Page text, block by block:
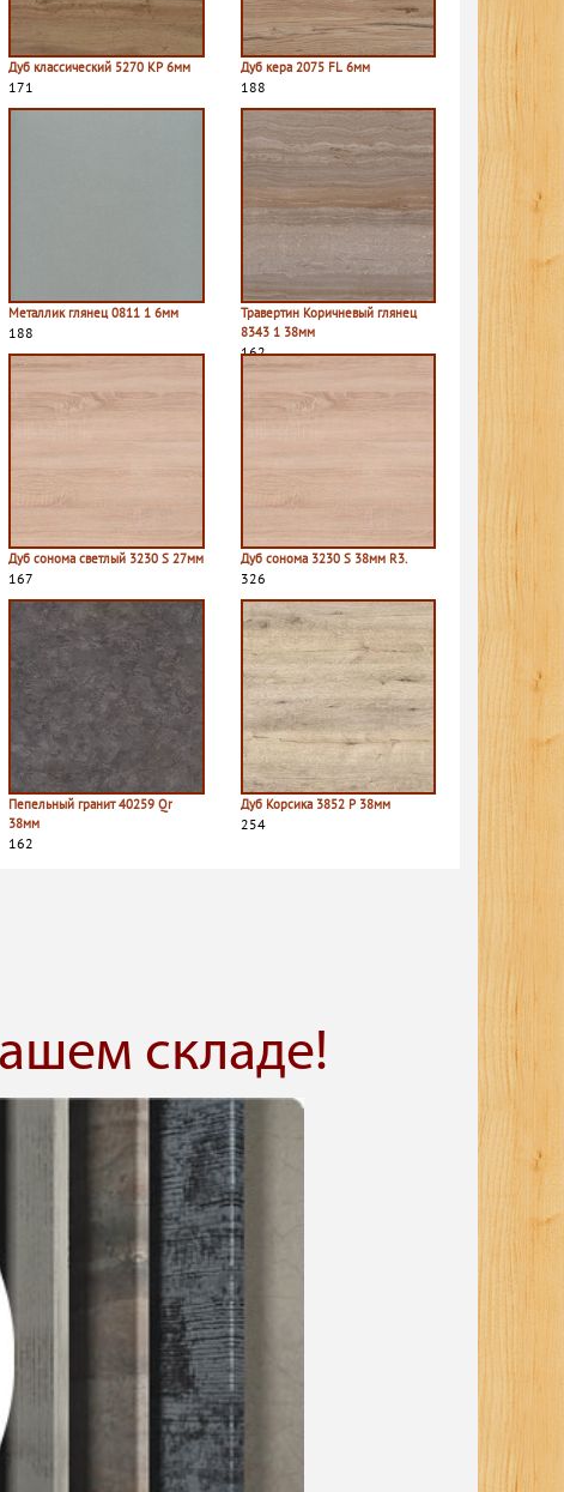
Дуб классический 5270 КР 6мм
171
Дуб кера 2075 FL 6мм
188
Металлик глянец 0811 1 6мм
188
Травертин Коричневый глянец
8343 1 38мм
162
Дуб сонома светлый 3230 S 27мм
167
Дуб сонома 3230 S 38мм R3.
326
Пепельный гранит 40259 Qr
38мм
162
Дуб Корсика 3852 P 38мм
254
складе!